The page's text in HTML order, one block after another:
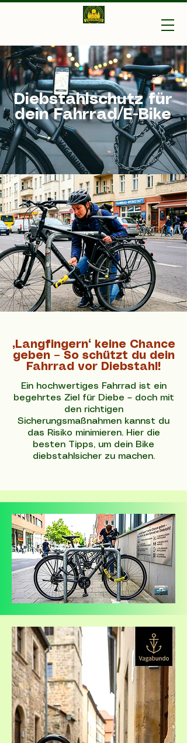
Vagabundo-Ihr Outdoor
Diebstahlschutz für
dein Fahrrad/E-Bike
„Langfingern“ keine Chance
geben – So schützt du dein
Fahrrad vor Diebstahl!
Ein hochwertiges Fahrrad ist ein
begehrtes Ziel für Diebe – doch mit
den richtigen
Sicherungsmaßnahmen kannst du
das Risiko minimieren. Hier die
besten Tipps, um dein Bike
diebstahlsicher zu machen.